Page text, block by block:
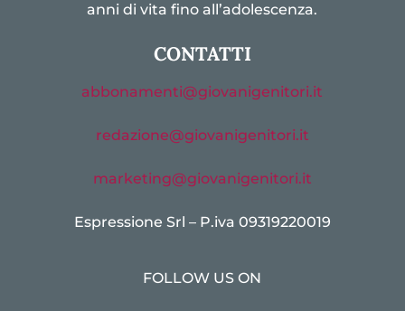
anni di vita fino all’adolescenza.
CONTATTI
abbonamenti@giovanigenitori.it
redazione@giovanigenitori.it
marketing@giovanigenitori.it
Espressione Srl – P.iva 09319220019
FOLLOW US ON